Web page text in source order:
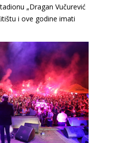
„Dragan Vučurević
i ove godine imati